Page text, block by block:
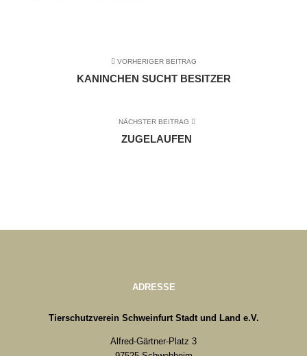
VORHERIGER BEITRAG
KANINCHEN SUCHT BESITZER
NÄCHSTER BEITRAG
ZUGELAUFEN
ADRESSE
Tierschutzverein Schweinfurt Stadt und Land e.V.
Alfred-Gärtner-Platz 3